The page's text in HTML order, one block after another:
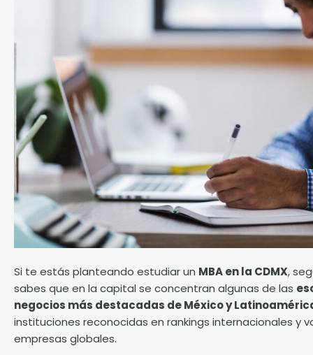
Si te estás planteando estudiar un MBA en la CDMX,
sabes que en la capital se concentran algunas de las
negocios más destacadas de México y
instituciones reconocidas en rankings internacionales y
empresas globales.